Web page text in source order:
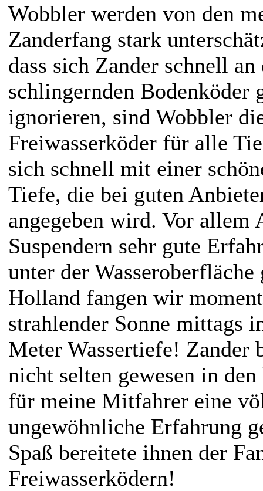
Wobbler werden von den
Zanderfang stark
dass sich Zander schnell
schlingernden Bodenköder
ignorieren, sind Wobbler
Freiwasserköder für alle
sich schnell mit einer
Tiefe, die bei guten
angegeben wird. Vor allem
Suspendern sehr gute
unter der
Holland fangen wir
strahlender Sonne mittags
Meter Wassertiefe! Zander
nicht selten gewesen in
für meine Mitfahrer eine
ungewöhnliche Erfahrung
Spaß bereitete ihnen der
Freiwasserködern!